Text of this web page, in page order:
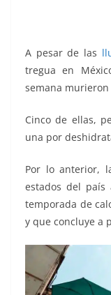
A pesar de las
tregua en
semana murieron
Cinco de ellas,
una por
Por lo anterior,
estados del
temporada de
y que concluye a